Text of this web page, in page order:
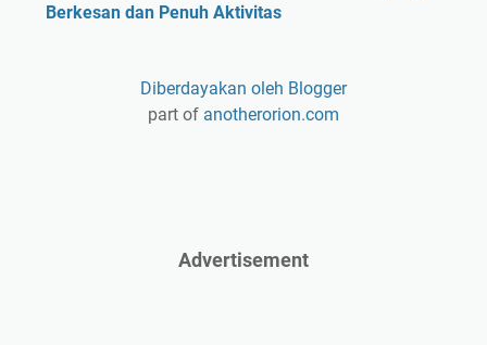
Berkesan dan Penuh Aktivitas
Diberdayakan oleh Blogger
part of anotherorion.com
Advertisement